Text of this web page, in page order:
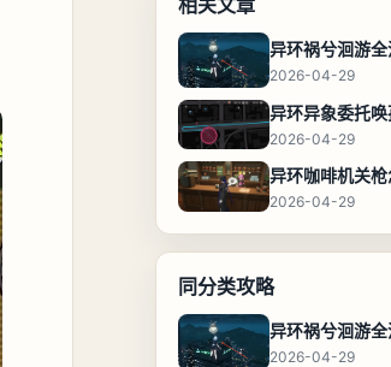
相关文章
2026-04-29
2026-04-29
2026-04-29
同分类攻略
2026-04-29